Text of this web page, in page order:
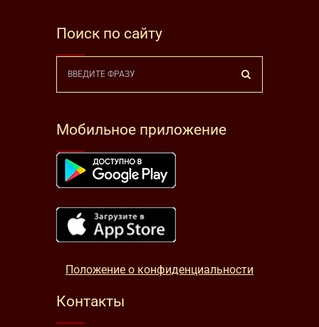
Поиск по сайту
Мобильное приложение
Положение о конфиденциальности
Контакты